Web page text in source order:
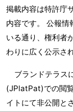
掲載内容は特許庁
内容です。 公報情
いる通り、権利者
わりに広く公示さ
ブランドテラス
(JPlatPat)での閲
イトにて非公開と